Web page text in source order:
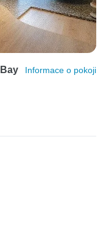
Informace o pokoji